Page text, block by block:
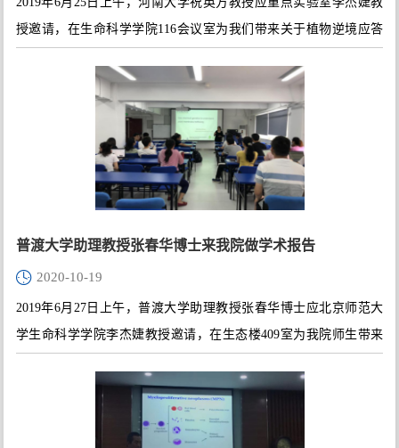
授邀请，在生命科学学院116会议室为我们带来关于植物逆境应答
普渡大学助理教授张春华博士来我院做学术报告
2020-10-19
2019年6月27日上午，普渡大学助理教授张春华博士应北京师范大
学生命科学学院李杰婕教授邀请，在生态楼409室为我院师生带来